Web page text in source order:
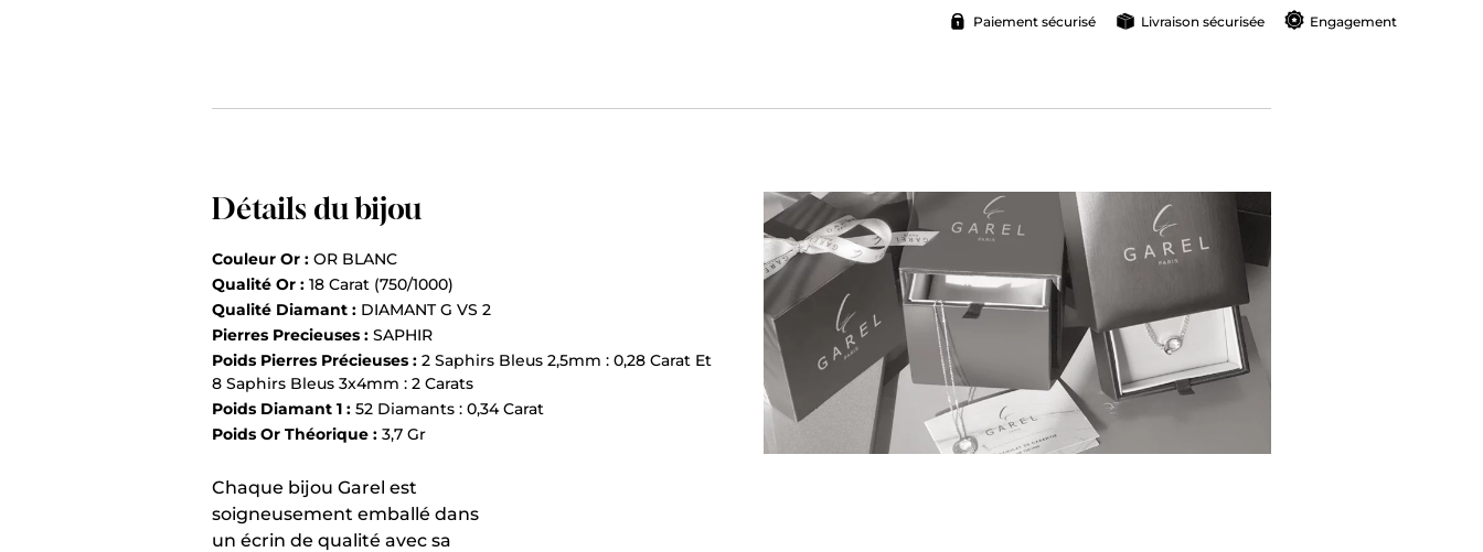
Paiement sécurisé Livraison sécurisée Engagement
Détails du bijou
Couleur Or : OR BLANC
Qualité Or : 18 Carat (750/1000)
Qualité Diamant : DIAMANT G VS 2
Pierres Precieuses : SAPHIR
Poids Pierres Précieuses : 2 Saphirs Bleus 2,5mm : 0,28 Carat Et
8 Saphirs Bleus 3x4mm : 2 Carats
Poids Diamant 1 : 52 Diamants : 0,34 Carat
Poids Or Théorique : 3,7 Gr
Chaque bijou Garel est
soigneusement emballé dans
un écrin de qualité avec sa